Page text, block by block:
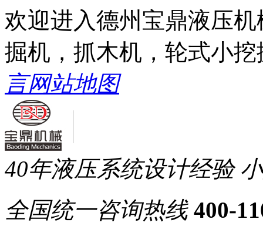
欢迎进入德州宝鼎液压
掘机，抓木机，轮式小
言网站地图
40年液压系统设计经验
全国统一咨询热线 400-